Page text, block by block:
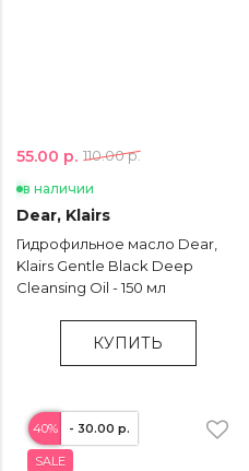
55.00 р. 110.00 р.
в наличии
Dear, Klairs
Гидрофильное масло Dear,
Klairs Gentle Black Deep
Cleansing Oil - 150 мл
КУПИТЬ
SALE
40% - 30.00 р.